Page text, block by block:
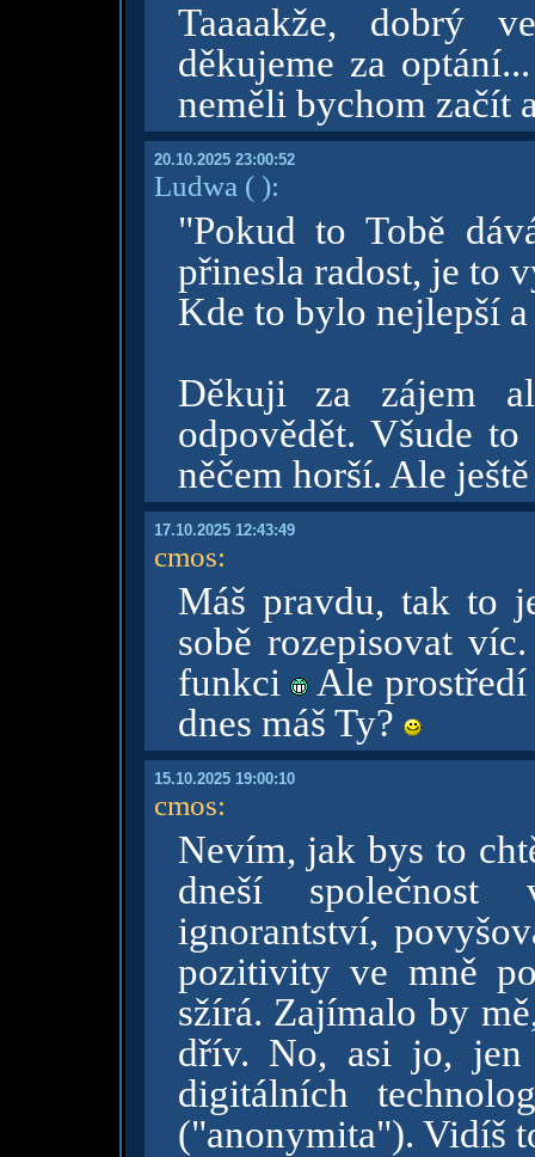
Taaaakže, dobrý
děkujeme za
neměli bychom začít
20.10.2025 23:00:52
Ludwa ( ):
"Pokud to Tobě
přinesla radost, je to
Kde to bylo nejlepší
Děkuji za zájem
odpovědět. Všude
něčem horší. Ale
17.10.2025 12:43:49
cmos:
Máš pravdu, tak to
sobě rozepisovat
funkci
Ale prostředí
dnes máš Ty?
15.10.2025 19:00:10
cmos:
Nevím, jak bys to
dneší společnost
ignorantství,
pozitivity ve mně
sžírá. Zajímalo by
dřív. No, asi jo, jen
digitálních
("anonymita"). Vidíš